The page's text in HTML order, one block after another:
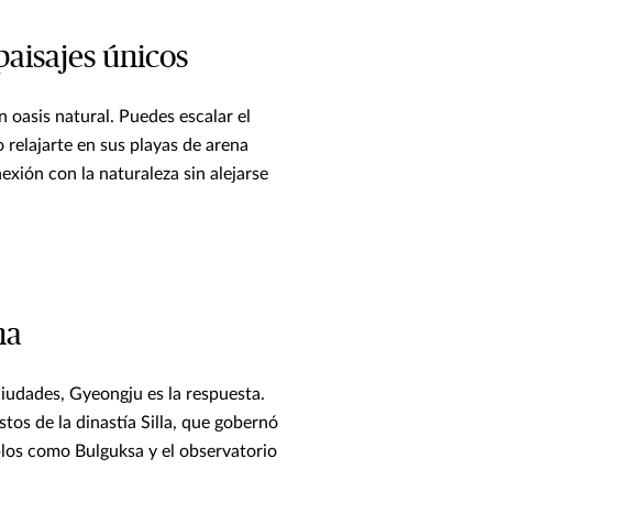
únicos
natural. Puedes escalar el
en sus playas de arena
con la naturaleza sin alejarse
Gyeongju es la respuesta.
de la dinastía Silla, que gobernó
como Bulguksa y el observatorio